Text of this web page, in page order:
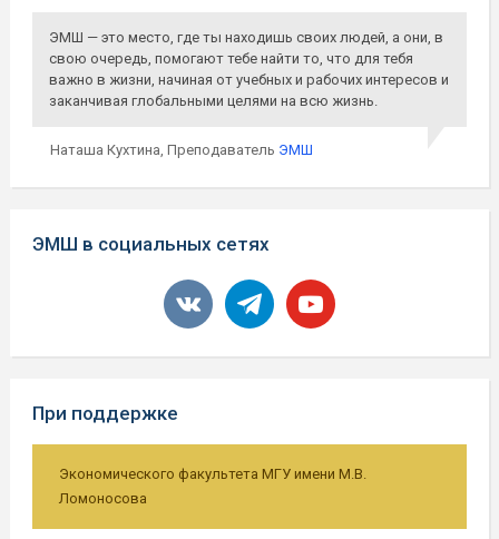
ЭМШ — это место, где ты находишь своих людей, а они, в
свою очередь, помогают тебе найти то, что для тебя
важно в жизни, начиная от учебных и рабочих интересов и
заканчивая глобальными целями на всю жизнь.
Наташа Кухтина, Преподаватель ЭМШ
ЭМШ в социальных сетях
vkontakte telegram youtube
При поддержке
Экономического факультета МГУ имени М.В.
Ломоносова